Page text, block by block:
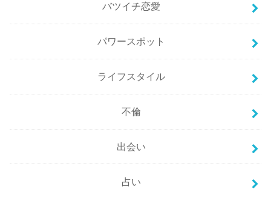
バツイチ恋愛
パワースポット
ライフスタイル
不倫
出会い
占い